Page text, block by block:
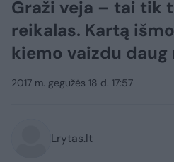
Graži veja – tai tik
reikalas. Kartą
kiemo vaizdu daug
2017 m. gegužės 18 d. 17:57
Lrytas.lt